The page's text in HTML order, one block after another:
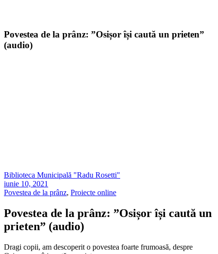
Povestea de la prânz: ”Osișor își caută un prieten”
(audio)
Biblioteca Municipală "Radu Rosetti"
iunie 10, 2021
Povestea de la prânz, Proiecte online
Povestea de la prânz: ”Osișor își caută un
prieten” (audio)
Dragi copii, am descoperit o povestea foarte frumoasă, despre